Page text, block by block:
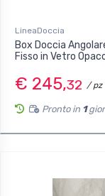
LineaDoccia
Box Doccia
Fisso in Vetro
€ 245,32 / pz
Pronto in 1